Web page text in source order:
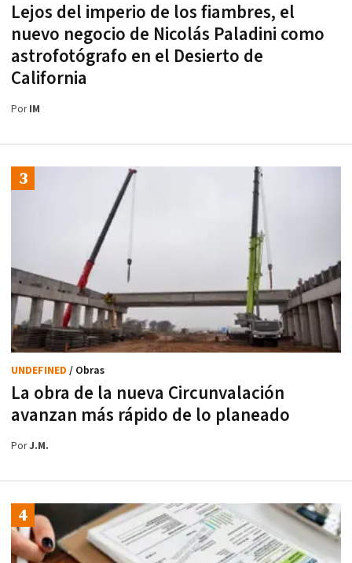
Lejos del imperio de los fiambres, el
nuevo negocio de Nicolás Paladini como
astrofotógrafo en el Desierto de
California
PorIM
La obra de la nueva Circunvalación
avanzan más rápido de lo planeado
UNDEFINED / Obras
PorJ.M.